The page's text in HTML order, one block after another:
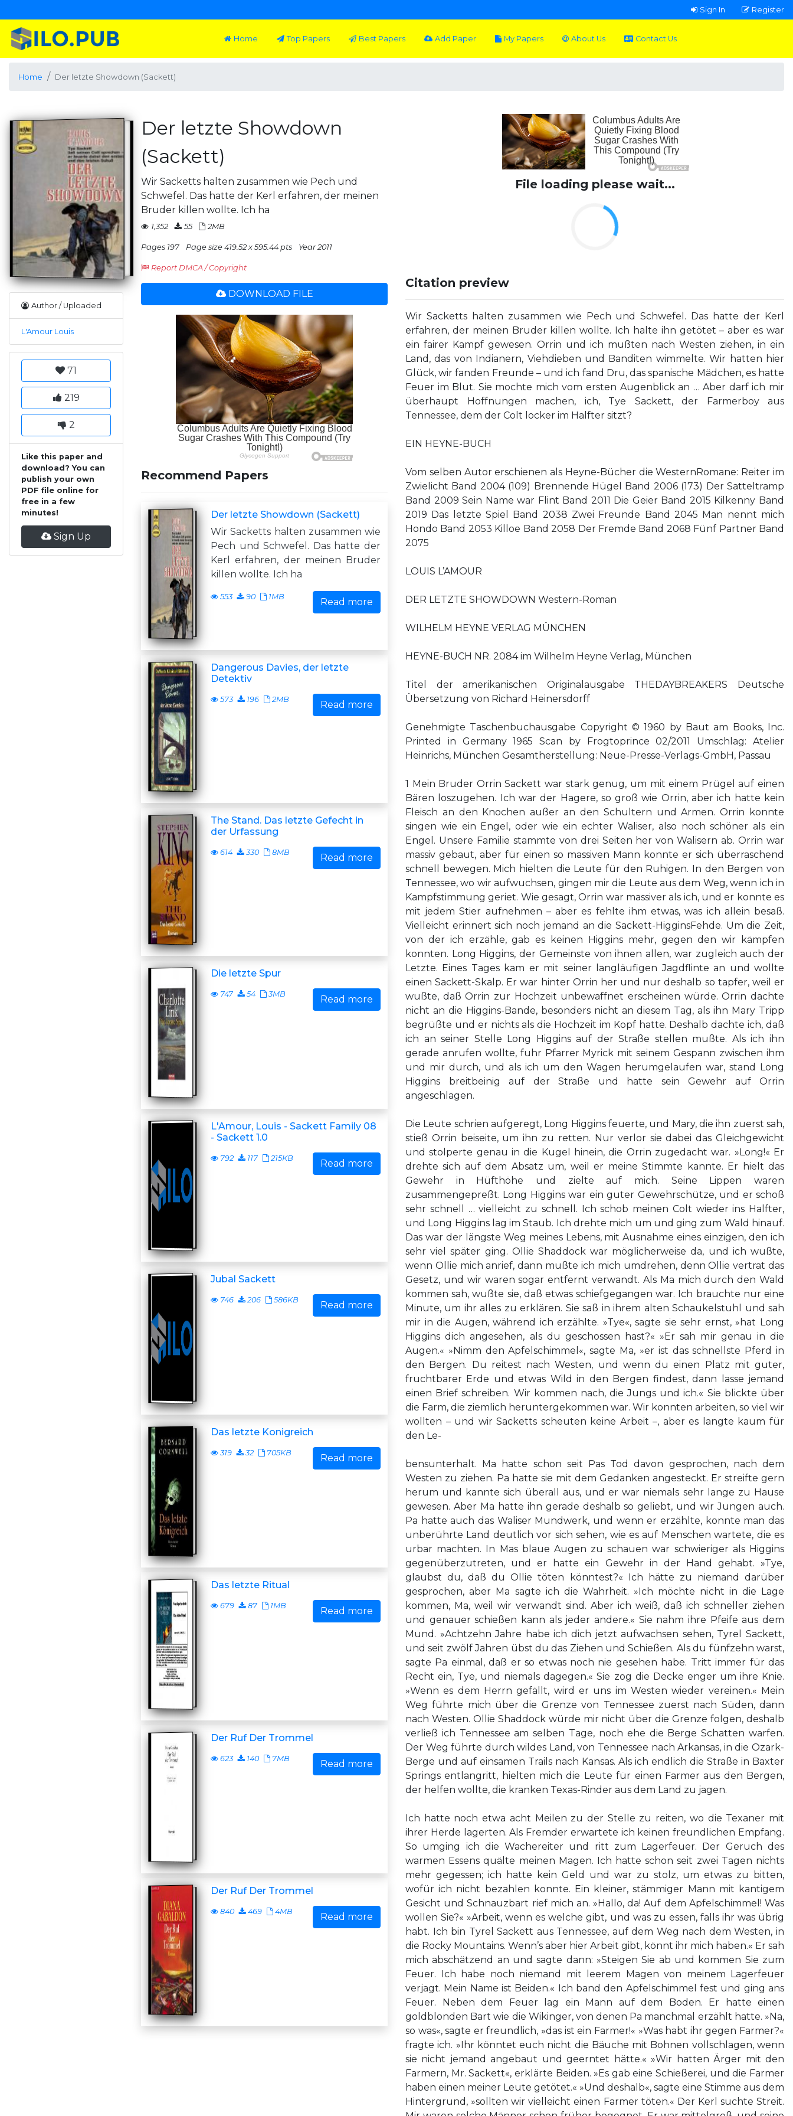
Sign In Register
Home Top Papers Best Papers Add Paper My Papers About Us Contact Us
Home Der letzte Showdown (Sackett)
Author / Uploaded
L'Amour Louis
71
219
2
Like this paper and
download? You can
publish your own
PDF file online for
free in a few
minutes!
Sign Up
Der letzte Showdown
(Sackett)
Wir Sacketts halten zusammen wie Pech und
Schwefel. Das hatte der Kerl erfahren, der meinen
Bruder killen wollte. Ich ha
1,352 55 2MB
Pages 197 Page size 419.52 x 595.44 pts Year 2011
Report DMCA / Copyright
DOWNLOAD FILE
Recommend Papers
Der letzte Showdown (Sackett)
Wir Sacketts halten zusammen wie
Pech und Schwefel. Das hatte der
Kerl erfahren, der meinen Bruder
killen wollte. Ich ha
553 90 1MB Read more
Dangerous Davies, der letzte
Detektiv
573 196 2MB Read more
The Stand. Das letzte Gefecht in
der Urfassung
614 330 8MB Read more
Die letzte Spur
747 54 3MB Read more
L'Amour, Louis - Sackett Family 08
- Sackett 1.0
792 117 215KB Read more
Jubal Sackett
746 206 586KB Read more
Das letzte Konigreich
319 32 705KB Read more
Das letzte Ritual
679 87 1MB Read more
Der Ruf Der Trommel
623 140 7MB Read more
Der Ruf Der Trommel
840 469 4MB Read more
File loading please wait...
Citation preview
Wir Sacketts halten zusammen wie Pech und Schwefel. Das hatte der Kerl
erfahren, der meinen Bruder killen wollte. Ich halte ihn getötet – aber es war
ein fairer Kampf gewesen. Orrin und ich mußten nach Westen ziehen, in ein
Land, das von Indianern, Viehdieben und Banditen wimmelte. Wir hatten hier
Glück, wir fanden Freunde – und ich fand Dru, das spanische Mädchen, es hatte
Feuer im Blut. Sie mochte mich vom ersten Augenblick an … Aber darf ich mir
überhaupt Hoffnungen machen, ich, Tye Sackett, der Farmerboy aus
Tennessee, dem der Colt locker im Halfter sitzt?
EIN HEYNE-BUCH
Vom selben Autor erschienen als Heyne-Bücher die WesternRomane: Reiter im
Zwielicht Band 2004 (109) Brennende Hügel Band 2006 (173) Der Satteltramp
Band 2009 Sein Name war Flint Band 2011 Die Geier Band 2015 Kilkenny Band
2019 Das letzte Spiel Band 2038 Zwei Freunde Band 2045 Man nennt mich
Hondo Band 2053 Killoe Band 2058 Der Fremde Band 2068 Fünf Partner Band
2075
LOUIS L’AMOUR
DER LETZTE SHOWDOWN Western-Roman
WILHELM HEYNE VERLAG MÜNCHEN
HEYNE-BUCH NR. 2084 im Wilhelm Heyne Verlag, München
Titel der amerikanischen Originalausgabe THEDAYBREAKERS Deutsche
Übersetzung von Richard Heinersdorff
Genehmigte Taschenbuchausgabe Copyright © 1960 by Baut am Books, Inc.
Printed in Germany 1965 Scan by Frogtoprince 02/2011 Umschlag: Atelier
Heinrichs, München Gesamtherstellung: Neue-Presse-Verlags-GmbH, Passau
1 Mein Bruder Orrin Sackett war stark genug, um mit einem Prügel auf einen
Bären loszugehen. Ich war der Hagere, so groß wie Orrin, aber ich hatte kein
Fleisch an den Knochen außer an den Schultern und Armen. Orrin konnte
singen wie ein Engel, oder wie ein echter Waliser, also noch schöner als ein
Engel. Unsere Familie stammte von drei Seiten her von Walisern ab. Orrin war
massiv gebaut, aber für einen so massiven Mann konnte er sich überraschend
schnell bewegen. Mich hielten die Leute für den Ruhigen. In den Bergen von
Tennessee, wo wir aufwuchsen, gingen mir die Leute aus dem Weg, wenn ich in
Kampfstimmung geriet. Wie gesagt, Orrin war massiver als ich, und er konnte es
mit jedem Stier aufnehmen – aber es fehlte ihm etwas, was ich allein besaß.
Vielleicht erinnert sich noch jemand an die Sackett-HigginsFehde. Um die Zeit,
von der ich erzähle, gab es keinen Higgins mehr, gegen den wir kämpfen
konnten. Long Higgins, der Gemeinste von ihnen allen, war zugleich auch der
Letzte. Eines Tages kam er mit seiner langläufigen Jagdflinte an und wollte
einen Sackett-Skalp. Er war hinter Orrin her und nur deshalb so tapfer, weil er
wußte, daß Orrin zur Hochzeit unbewaffnet erscheinen würde. Orrin dachte
nicht an die Higgins-Bande, besonders nicht an diesem Tag, als ihn Mary Tripp
begrüßte und er nichts als die Hochzeit im Kopf hatte. Deshalb dachte ich, daß
ich an seiner Stelle Long Higgins auf der Straße stellen mußte. Als ich ihn
gerade anrufen wollte, fuhr Pfarrer Myrick mit seinem Gespann zwischen ihm
und mir durch, und als ich um den Wagen herumgelaufen war, stand Long
Higgins breitbeinig auf der Straße und hatte sein Gewehr auf Orrin
angeschlagen.
Die Leute schrien aufgeregt, Long Higgins feuerte, und Mary, die ihn zuerst sah,
stieß Orrin beiseite, um ihn zu retten. Nur verlor sie dabei das Gleichgewicht
und stolperte genau in die Kugel hinein, die Orrin zugedacht war. »Long!« Er
drehte sich auf dem Absatz um, weil er meine Stimmte kannte. Er hielt das
Gewehr in Hüfthöhe und zielte auf mich. Seine Lippen waren
zusammengepreßt. Long Higgins war ein guter Gewehrschütze, und er schoß
sehr schnell … vielleicht zu schnell. Ich schob meinen Colt wieder ins Halfter,
und Long Higgins lag im Staub. Ich drehte mich um und ging zum Wald hinauf.
Das war der längste Weg meines Lebens, mit Ausnahme eines einzigen, den ich
sehr viel später ging. Ollie Shaddock war möglicherweise da, und ich wußte,
wenn Ollie mich anrief, dann mußte ich mich umdrehen, denn Ollie vertrat das
Gesetz, und wir waren sogar entfernt verwandt. Als Ma mich durch den Wald
kommen sah, wußte sie, daß etwas schiefgegangen war. Ich brauchte nur eine
Minute, um ihr alles zu erklären. Sie saß in ihrem alten Schaukelstuhl und sah
mir in die Augen, während ich erzählte. »Tye«, sagte sie sehr ernst, »hat Long
Higgins dich angesehen, als du geschossen hast?« »Er sah mir genau in die
Augen.« »Nimm den Apfelschimmel«, sagte Ma, »er ist das schnellste Pferd in
den Bergen. Du reitest nach Westen, und wenn du einen Platz mit guter,
fruchtbarer Erde und etwas Wild in den Bergen findest, dann lasse jemand
einen Brief schreiben. Wir kommen nach, die Jungs und ich.« Sie blickte über
die Farm, die ziemlich heruntergekommen war. Wir konnten arbeiten, so viel wir
wollten – und wir Sacketts scheuten keine Arbeit –, aber es langte kaum für
den Le-
bensunterhalt. Ma hatte schon seit Pas Tod davon gesprochen, nach dem
Westen zu ziehen. Pa hatte sie mit dem Gedanken angesteckt. Er streifte gern
herum und kannte sich überall aus, und er war niemals sehr lange zu Hause
gewesen. Aber Ma hatte ihn gerade deshalb so geliebt, und wir Jungen auch.
Pa hatte auch das Waliser Mundwerk, und wenn er erzählte, konnte man das
unberührte Land deutlich vor sich sehen, wie es auf Menschen wartete, die es
urbar machten. In Mas blaue Augen zu schauen war schwieriger als Higgins
gegenüberzutreten, und er hatte ein Gewehr in der Hand gehabt. »Tye,
glaubst du, daß du Ollie töten könntest?« Ich hätte zu niemand darüber
gesprochen, aber Ma sagte ich die Wahrheit. »Ich möchte nicht in die Lage
kommen, Ma, weil wir verwandt sind. Aber ich weiß, daß ich schneller ziehen
und genauer schießen kann als jeder andere.« Sie nahm ihre Pfeife aus dem
Mund. »Achtzehn Jahre habe ich dich jetzt aufwachsen sehen, Tyrel Sackett,
und seit zwölf Jahren übst du das Ziehen und Schießen. Als du fünfzehn warst,
sagte Pa einmal, daß er so etwas noch nie gesehen habe. Tritt immer für das
Recht ein, Tye, und niemals dagegen.« Sie zog die Decke enger um ihre Knie.
»Wenn es dem Herrn gefällt, wird er uns im Westen wieder vereinen.« Mein
Weg führte mich über die Grenze von Tennessee zuerst nach Süden, dann
nach Westen. Ollie Shaddock würde mir nicht über die Grenze folgen, deshalb
verließ ich Tennessee am selben Tage, noch ehe die Berge Schatten warfen.
Der Weg führte durch wildes Land, von Tennessee nach Arkansas, in die Ozark-
Berge und auf einsamen Trails nach Kansas. Als ich endlich die Straße in Baxter
Springs entlangritt, hielten mich die Leute für einen Farmer aus den Bergen,
der helfen wollte, die kranken Texas-Rinder aus dem Land zu jagen.
Ich hatte noch etwa acht Meilen zu der Stelle zu reiten, wo die Texaner mit
ihrer Herde lagerten. Als Fremder erwartete ich keinen freundlichen Empfang.
So umging ich die Wachereiter und ritt zum Lagerfeuer. Der Geruch des
warmen Essens quälte meinen Magen. Ich hatte schon seit zwei Tagen nichts
mehr gegessen; ich hatte kein Geld und war zu stolz, um etwas zu bitten,
wofür ich nicht bezahlen konnte. Ein kleiner, stämmiger Mann mit kantigem
Gesicht und Schnauzbart rief mich an. »Hallo, da! Auf dem Apfelschimmel! Was
wollen Sie?« »Arbeit, wenn es welche gibt, und was zu essen, falls ihr was übrig
habt. Ich bin Tyrel Sackett aus Tennessee, auf dem Weg nach dem Westen, in
die Rocky Mountains. Wenn’s aber hier Arbeit gibt, könnt ihr mich haben.« Er sah
mich abschätzend an und sagte dann: »Steigen Sie ab und kommen Sie zum
Feuer. Ich habe noch niemand mit leerem Magen von meinem Lagerfeuer
verjagt. Mein Name ist Beiden.« Ich band den Apfelschimmel fest und ging ans
Feuer. Neben dem Feuer lag ein Mann auf dem Boden. Er hatte einen
goldblonden Bart wie die Wikinger, von denen Pa manchmal erzählt hatte. »Na,
so was«, sagte er freundlich, »das ist ein Farmer!« »Was habt ihr gegen Farmer?«
fragte ich. »Ihr könntet euch nicht die Bäuche mit Bohnen vollschlagen, wenn
sie nicht jemand angebaut und geerntet hätte.« »Wir hatten Ärger mit den
Farmern, Mr. Sackett«, erklärte Beiden. »Es gab eine Schießerei, und die Farmer
haben einen meiner Leute getötet.« »Und deshalb«, sagte eine Stimme aus dem
Hintergrund, »sollten wir vielleicht einen Farmer töten.« Der Kerl suchte Streit.